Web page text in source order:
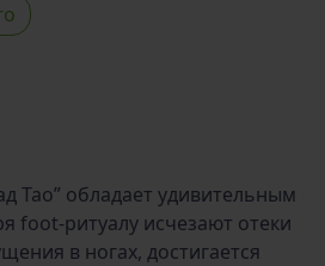
Тао” обладает удивительным
foot-ритуалу исчезают отеки
в ногах, достигается